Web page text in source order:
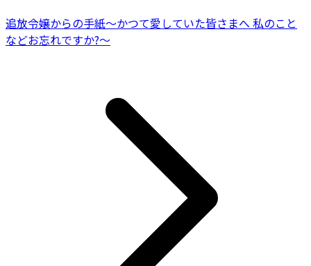
追放令嬢からの手紙～かつて愛していた皆さまへ 私のこと
などお忘れですか?～